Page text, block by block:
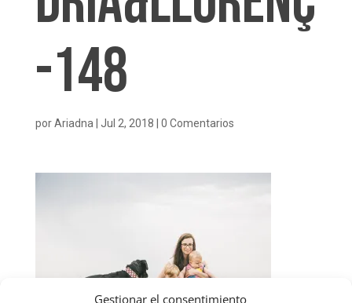
Gestionar el consentimiento
-148
porAriadna Jul 2, 2018 0 Comentarios